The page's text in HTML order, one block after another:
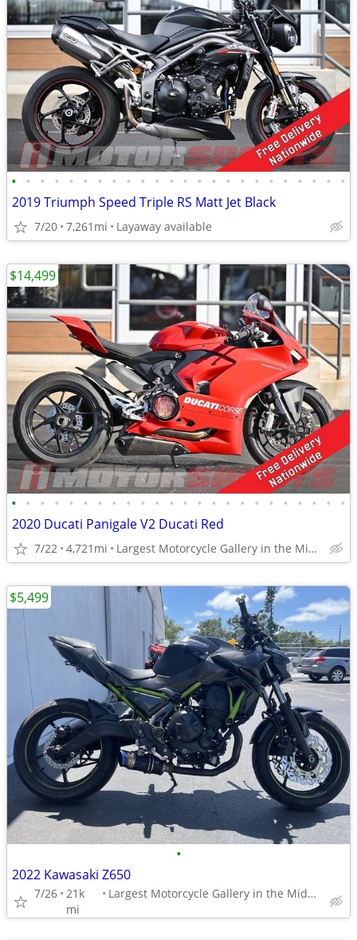
• • • • • • • • • • • • • • • • • • • • • • • •
2019 Triumph Speed Triple RS Matt Jet Black
7/20 7,261mi Layaway available
• • • • • • • • • • • • • • • • • • • • • • • •
2020 Ducati Panigale V2 Ducati Red
7/22 4,721mi Largest Motorcycle Gallery in the Midwest
$14,499
•
2022 Kawasaki Z650
7/26 21k
mi
Largest Motorcycle Gallery in the Midwest
$5,499